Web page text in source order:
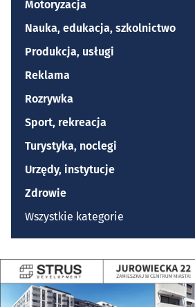
Motoryzacja
Nauka, edukacja, szkolnictwo
Produkcja, usługi
Reklama
Rozrywka
Sport, rekreacja
Turystyka, noclegi
Urzędy, instytucje
Zdrowie
Wszystkie kategorie